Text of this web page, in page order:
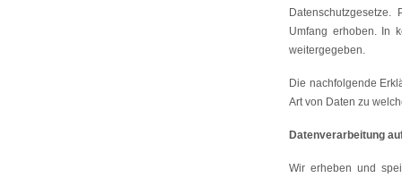
Umfang erhoben. In
weitergegeben.
Die nachfolgende
Art von Daten zu
Datenverarbeitung
Wir erheben und